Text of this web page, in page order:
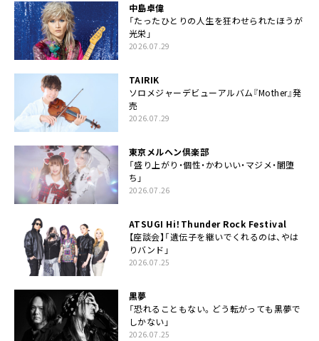
中島卓偉
「たったひとりの人生を狂わせられたほうが
光栄」
2026.07.29
TAIRIK
ソロメジャーデビューアルバム『Mother』発
売
2026.07.29
東京メルヘン倶楽部
「盛り上がり・個性・かわいい・マジメ・闇堕
ち」
2026.07.26
ATSUGI Hi！Thunder Rock Festival
【座談会】「遺伝子を継いでくれるのは、やは
りバンド」
2026.07.25
黒夢
「恐れることもない。どう転がっても黒夢で
しかない」
2026.07.25